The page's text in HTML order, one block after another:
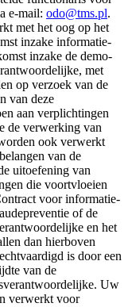
e-mail: odo@tms.pl.
met het oog op het
inzake informatie-
inzake de demo-
met
op verzoek van de
van deze
aan verplichtingen
de verwerking van
ook verwerkt
van de
uitoefening van
die voortvloeien
voor informatie-
of de
en het
dan hierboven
is door een
van de
Uw
verwerkt voor